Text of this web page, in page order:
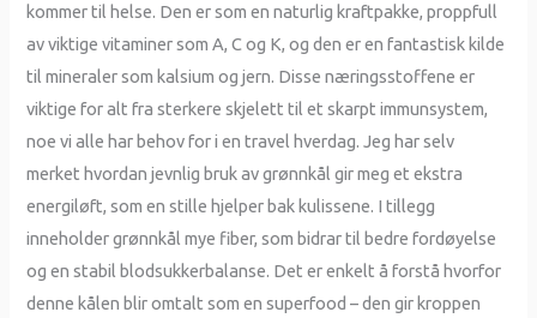
kommer til helse. Den er som en naturlig kraftpakke, proppfull
av viktige vitaminer som A, C og K, og den er en fantastisk kilde
til mineraler som kalsium og jern. Disse næringsstoffene er
viktige for alt fra sterkere skjelett til et skarpt immunsystem,
noe vi alle har behov for i en travel hverdag. Jeg har selv
merket hvordan jevnlig bruk av grønnkål gir meg et ekstra
energiløft, som en stille hjelper bak kulissene. I tillegg
inneholder grønnkål mye fiber, som bidrar til bedre fordøyelse
og en stabil blodsukkerbalanse. Det er enkelt å forstå hvorfor
denne kålen blir omtalt som en superfood – den gir kroppen